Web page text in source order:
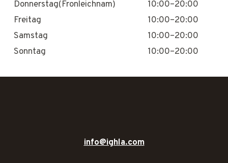
Donnerstag(Fronleichnam)
10:00–20:00
Freitag
10:00–20:00
Samstag
10:00–20:00
Sonntag
10:00–20:00
info@ighla.com